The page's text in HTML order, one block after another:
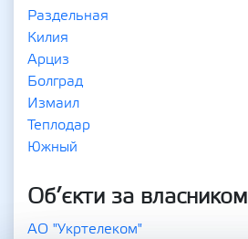
Раздельная
Килия
Арциз
Болград
Измаил
Теплодар
Южный
Об’єкти за власником
АО "Укртелеком"